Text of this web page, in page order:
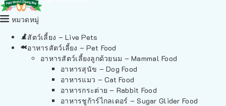
หมวดหมู่
สัตว์เลี้ยง – Live Pets
อาหารสัตว์เลี้ยง – Pet Food
อาหารสัตว์เลี้ยงลูกด้วยนม – Mammal Food
อาหารสุนัข – Dog Food
อาหารแมว – Cat Food
อาหารกระต่าย – Rabbit Food
อาหารชูก้าร์ไกลเดอร์ – Sugar Glider Food